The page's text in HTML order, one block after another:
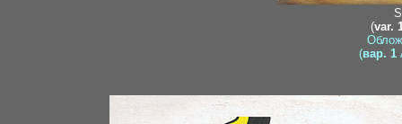
(var.
(вар. 1